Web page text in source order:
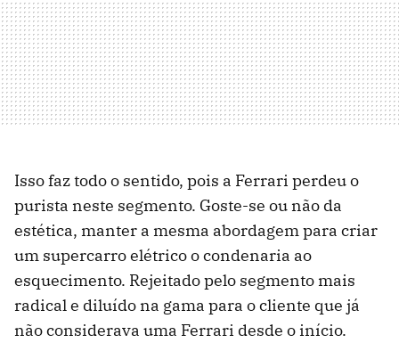
Isso faz todo o sentido, pois a Ferrari perdeu o
purista neste segmento. Goste-se ou não da
estética, manter a mesma abordagem para criar
um supercarro elétrico o condenaria ao
esquecimento. Rejeitado pelo segmento mais
radical e diluído na gama para o cliente que já
não considerava uma Ferrari desde o início.